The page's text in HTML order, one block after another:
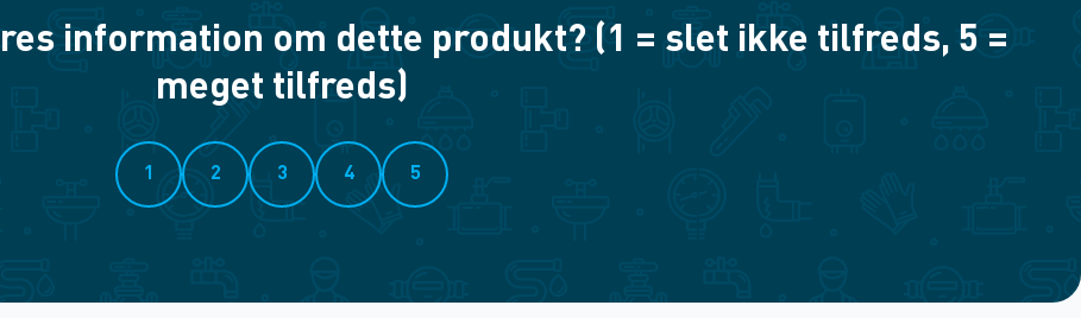
information om dette produkt? (1 = slet ikke tilfreds, 5 =
meget tilfreds)
1 2 3 4 5